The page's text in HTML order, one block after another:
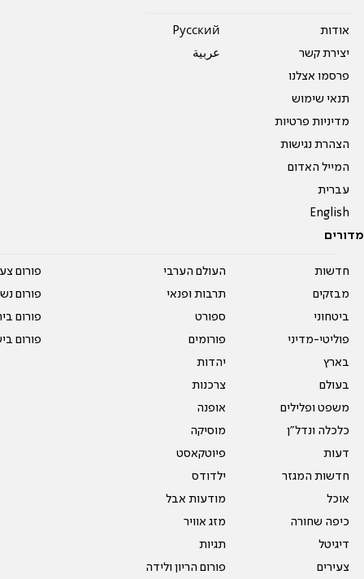
אודות
יצירת קשר
פרסמו אצלנו
תנאי שימוש
מדיניות פרטיות
הצהרת נגישות
המייל האדום
עברית
English
Pусский
عربية
מדורים
חדשות
מבזקים
ביטחוני
פוליטי-מדיני
בארץ
בעולם
משפט ופלילים
כלכלה ונדל"ן
דעות
חדשות המגזר
אוכל
כיפה שחורה
דיגיטל
צעירים
העולם הערבי
תרבות ופנאי
ספורט
פורומים
יהדות
צרכנות
אופנה
מוסיקה
פיוטקאסט
ילדודס
מודעות אבל
מזג אוויר
תגיות
פורום הריון ולידה
פורום
פורום
פורום
פורום